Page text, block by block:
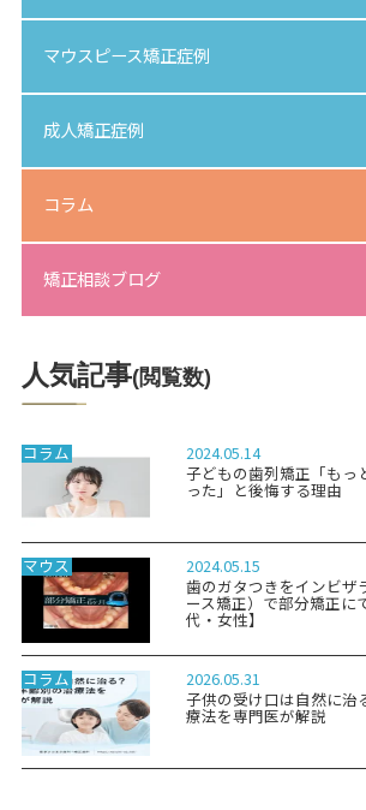
マウスピース矯正症例
成人矯正症例
コラム
矯正相談ブログ
人気記事(閲覧数)
コラム
2024.05.14
子どもの歯列矯正「もっ
った」と後悔する理由
マウス
2024.05.15
歯のガタつきをインビザ
ース矯正）で部分矯正に
代・女性】
コラム
2026.05.31
子供の受け口は自然に治
療法を専門医が解説